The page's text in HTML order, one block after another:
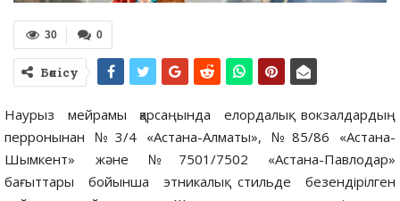
0
30
Бөлісу
Наурыз мейрамы қарсаңында елордалық вокзалдардың
перронынан №3/4 «Астана-Алматы», №85/86 «Астана-
Шымкент» және №7501/7502 «Астана-Павлодар»
бағыттары бойынша этникалық стильде безендірілген